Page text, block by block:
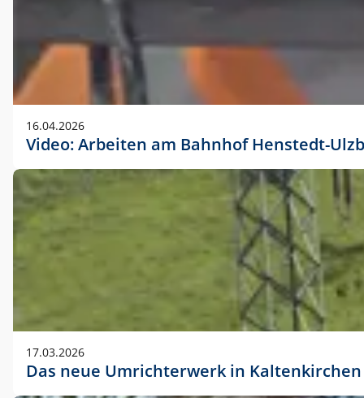
16.04.2026
Video: Arbeiten am Bahnhof Henstedt-
17.03.2026
Das neue Umrichterwerk in Kaltenkirchen